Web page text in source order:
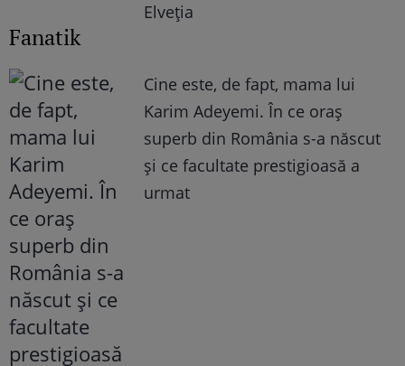
Elveția
Fanatik
Cine este, de fapt, mama lui
Karim Adeyemi. În ce oraș
superb din România s-a născut
și ce facultate prestigioasă a
urmat